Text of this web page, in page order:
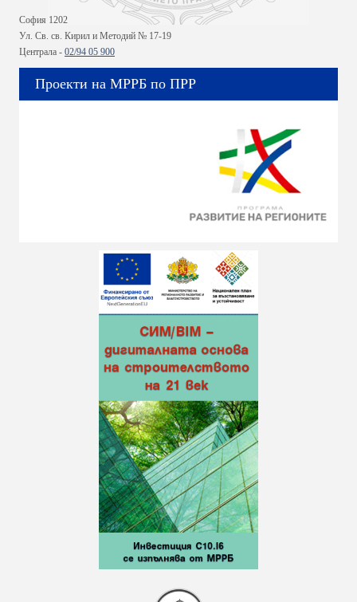
София 1202
Ул. Св. св. Кирил и Методий № 17-19
Централа - 02/94 05 900
Проекти на МРРБ по ПРР